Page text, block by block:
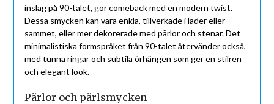
inslag på 90-talet, gör comeback med en modern twist.
Dessa smycken kan vara enkla, tillverkade i läder eller
sammet, eller mer dekorerade med pärlor och stenar. Det
minimalistiska formspråket från 90-talet återvänder också,
med tunna ringar och subtila örhängen som ger en stilren
och elegant look.
Pärlor och pärlsmycken